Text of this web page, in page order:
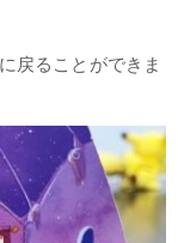
戻ることができま